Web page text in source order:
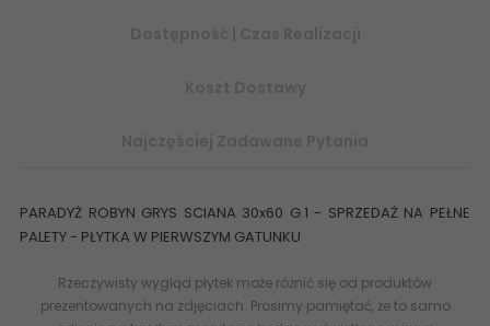
PARADYŻ ROBYN GRYS SCIANA 30x60 G.1 - SPRZEDAŻ NA PEŁNE
PALETY - PŁYTKA W PIERWSZYM GATUNKU
Rzeczywisty wygląd płytek może różnić się od produktów
prezentowanych na zdjęciach. Prosimy pamiętać, że to samo